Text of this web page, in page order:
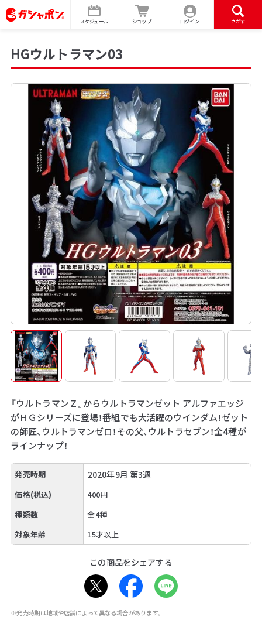
スケジュール ショップ ログイン さがす
HGウルトラマン03
『ウルトラマンＺ』からウルトラマンゼット アルファエッジ
がＨＧシリーズに登場！番組でも大活躍のウインダム！ゼット
の師匠、ウルトラマンゼロ！その父、ウルトラセブン！全4種が
ラインナップ！
発売時期 2020年9月 第3週
価格(税込)
400円
種類数
全4種
対象年齢
15才以上
この商品をシェアする
※発売時期は地域や店舗によって異なる場合があります。